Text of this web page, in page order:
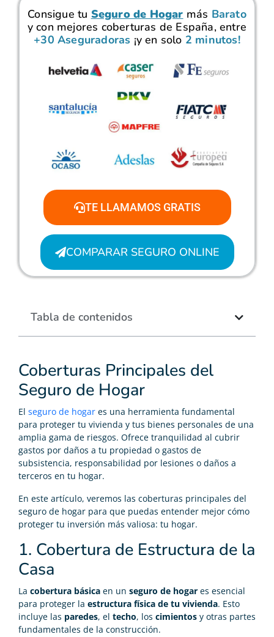
Coberturas Principales del
Seguro de Hogar
El seguro de hogar es una herramienta fundamental
para proteger tu vivienda y tus bienes personales de una
amplia gama de riesgos. Ofrece tranquilidad al cubrir
gastos por daños a tu propiedad o gastos de
subsistencia, responsabilidad por lesiones o daños a
terceros en tu hogar.
En este artículo, veremos las coberturas principales del
seguro de hogar para que puedas entender mejor cómo
proteger tu inversión más valiosa: tu hogar.
1. Cobertura de Estructura de la
Casa
La cobertura básica en un seguro de hogar es esencial
para proteger la estructura física de tu vivienda. Esto
incluye las paredes, el techo, los cimientos y otras partes
fundamentales de la construcción.
Consigue tu Seguro de Hogar más Barato
y con mejores coberturas de España, entre
+30 Aseguradoras ¡y en solo 2 minutos!
TE LLAMAMOS GRATIS
COMPARAR SEGURO ONLINE
Tabla de contenidos